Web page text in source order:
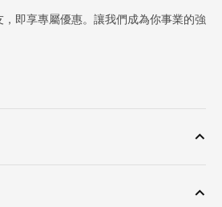
即享專屬優惠。讓我們成為你事業的強